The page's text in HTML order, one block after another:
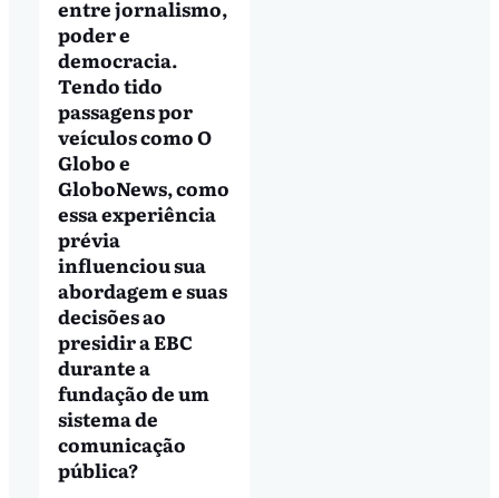
entre jornalismo,
poder e
democracia.
Tendo tido
passagens por
veículos como O
Globo e
GloboNews, como
essa experiência
prévia
influenciou sua
abordagem e suas
decisões ao
presidir a EBC
durante a
fundação de um
sistema de
comunicação
pública?